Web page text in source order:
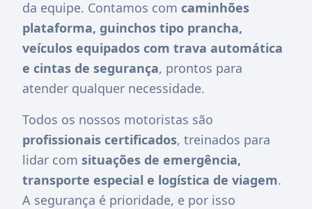
da equipe. Contamos com caminhões
plataforma, guinchos tipo prancha,
veículos equipados com trava automática
e cintas de segurança, prontos para
atender qualquer necessidade.
Todos os nossos motoristas são
profissionais certificados, treinados para
lidar com situações de emergência,
transporte especial e logística de viagem.
A segurança é prioridade, e por isso